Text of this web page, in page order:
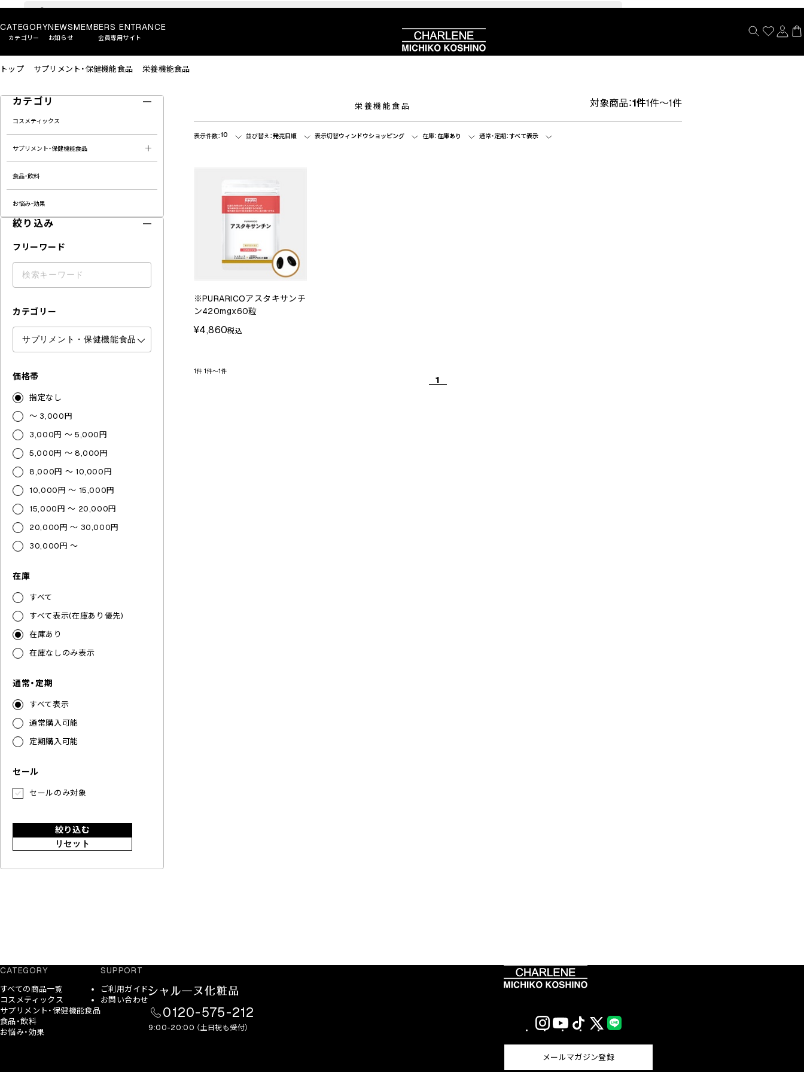
CATEGORY
カテゴリー
NEWS
お知らせ
MEMBERS ENTRANCE
会員専用サイト
トップ サプリメント・保健機能食品 栄養機能食品
カテゴリ
コスメティックス
サプリメント・保健機能食品
食品・飲料
お悩み・効果
絞り込み
フリーワード
カテゴリー
価格帯
指定なし
～ 3,000円
3,000円 ～ 5,000円
5,000円 ～ 8,000円
8,000円 ～ 10,000円
10,000円 ～ 15,000円
15,000円 ～ 20,000円
20,000円 ～ 30,000円
30,000円 ～
在庫
すべて
すべて表示(在庫あり優先)
在庫あり
在庫なしのみ表示
通常・定期
すべて表示
通常購入可能
定期購入可能
セール
セールのみ対象
絞り込む
リセット
栄養機能食品 対象商品：1件1件～1件
表示件数：10 並び替え：発売日順 表示切替ウィンドウショッピング 在庫：在庫あり 通常・定期：すべて表示
※PURARICOアスタキサンチ
ン420mgx60粒
¥4,860税込
1件 1件～1件
1
CATEGORY
すべての商品一覧
コスメティックス
サプリメント・保健機能食品
食品・飲料
お悩み・効果
SUPPORT
ご利用ガイド
お問い合わせ
0120-575-212
9:00-20:00 （土日祝も受付）
InstagramYouTubeTikTok X
(Twitter)
メールマガジン登録